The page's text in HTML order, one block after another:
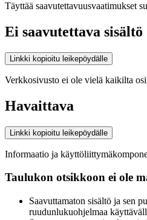
Täyttää saavutettavuusvaatimukset
Ei saavutettava sisältö
Linkki kopioitu leikepöydälle
Verkkosivusto ei ole vielä kaikilta
Havaittava
Linkki kopioitu leikepöydälle
Informaatio ja
Taulukon otsikkoon ei ole
Saavuttamaton sisältö ja sen
ruudunlukuohjelmaa